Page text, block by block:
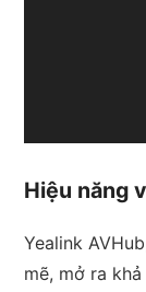
Hiệu năng
Yealink
mẽ, mở ra